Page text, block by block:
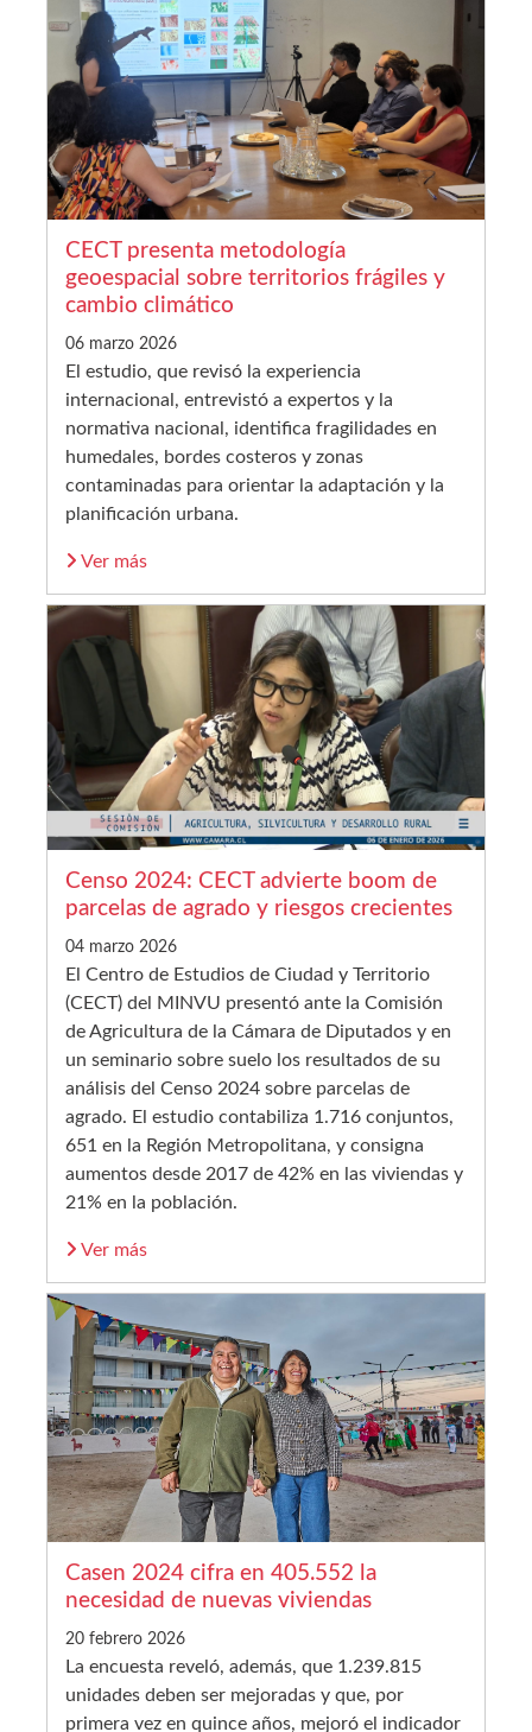
CECT presenta metodología
geoespacial sobre territorios frágiles y
cambio climático
06 marzo 2026
El estudio, que revisó la experiencia
internacional, entrevistó a expertos y la
normativa nacional, identifica fragilidades en
humedales, bordes costeros y zonas
contaminadas para orientar la adaptación y la
planificación urbana.
Ver más
Censo 2024: CECT advierte boom de
parcelas de agrado y riesgos crecientes
04 marzo 2026
El Centro de Estudios de Ciudad y Territorio
(CECT) del MINVU presentó ante la Comisión
de Agricultura de la Cámara de Diputados y en
un seminario sobre suelo los resultados de su
análisis del Censo 2024 sobre parcelas de
agrado. El estudio contabiliza 1.716 conjuntos,
651 en la Región Metropolitana, y consigna
aumentos desde 2017 de 42% en las viviendas y
21% en la población.
Ver más
Casen 2024 cifra en 405.552 la
necesidad de nuevas viviendas
20 febrero 2026
La encuesta reveló, además, que 1.239.815
unidades deben ser mejoradas y que, por
primera vez en quince años, mejoró el indicador